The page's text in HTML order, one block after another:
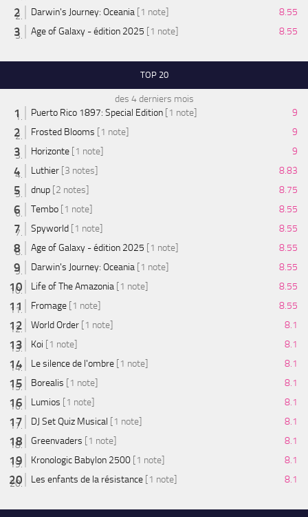
Darwin's Journey: Oceania [1 note]
8.55
Age of Galaxy - édition 2025 [1 note] 8.55
TOP 20
des 4 derniers mois
Puerto Rico 1897: Special Edition [1 note]
9
Frosted Blooms [1 note]
9
Horizonte [1 note]
9
Luthier [3 notes]
8.83
dnup [2 notes]
8.75
Tembo [1 note]
8.55
Spyworld [1 note]
8.55
Age of Galaxy - édition 2025 [1 note]
8.55
Darwin's Journey: Oceania [1 note]
8.55
Life of The Amazonia [1 note]
8.55
Fromage [1 note]
8.55
World Order [1 note]
8.1
Koi [1 note]
8.1
Le silence de l'ombre [1 note]
8.1
Borealis [1 note]
8.1
Lumios [1 note]
8.1
DJ Set Quiz Musical [1 note]
8.1
Greenvaders [1 note]
8.1
Kronologic Babylon 2500 [1 note]
8.1
Les enfants de la résistance [1 note] 8.1